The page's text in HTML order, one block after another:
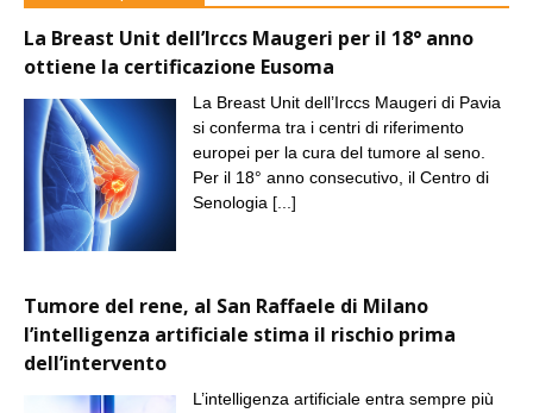
La Breast Unit dell’Irccs Maugeri per il 18° anno
ottiene la certificazione Eusoma
La Breast Unit dell’Irccs Maugeri di Pavia
si conferma tra i centri di riferimento
europei per la cura del tumore al seno.
Per il 18° anno consecutivo, il Centro di
Senologia [...]
Tumore del rene, al San Raffaele di Milano
l’intelligenza artificiale stima il rischio prima
dell’intervento
L’intelligenza artificiale entra sempre più